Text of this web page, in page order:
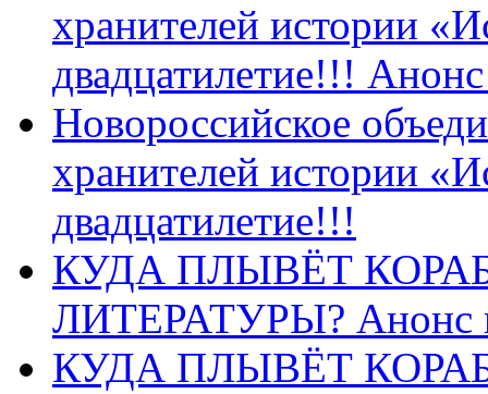
хранителей истории
двадцатилетие!!!
Новороссийское
хранителей истории
двадцатилетие!!!
КУДА ПЛЫВЁТ
ЛИТЕРАТУРЫ? Анонс
КУДА ПЛЫВЁТ